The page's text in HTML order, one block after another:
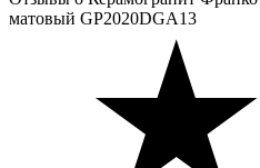
матовый GP2020DGA13